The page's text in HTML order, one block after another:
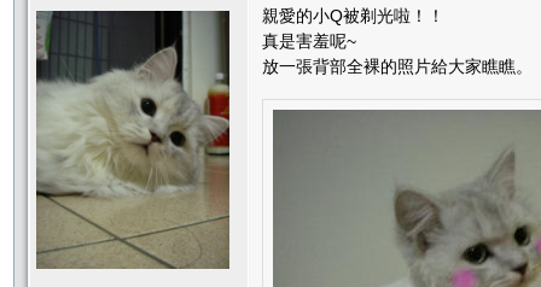
親愛的小Q被剃光啦！！
真是害羞呢~
放一張背部全裸的照片給大家瞧瞧。